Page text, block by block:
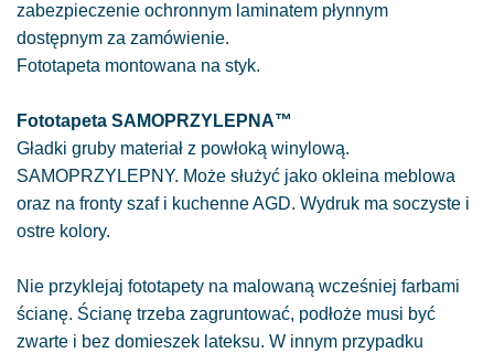
zabezpieczenie ochronnym laminatem płynnym
dostępnym za zamówienie.
Fototapeta montowana na styk.
Fototapeta SAMOPRZYLEPNA™
Gładki gruby materiał z powłoką winylową.
SAMOPRZYLEPNY. Może służyć jako okleina meblowa
oraz na fronty szaf i kuchenne AGD. Wydruk ma soczyste i
ostre kolory.
Nie przyklejaj fototapety na malowaną wcześniej farbami
ścianę. Ścianę trzeba zagruntować, podłoże musi być
zwarte i bez domieszek lateksu. W innym przypadku